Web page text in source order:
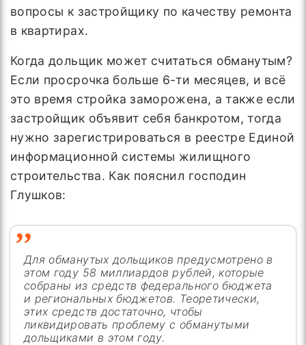
вопросы к застройщику по качеству ремонта
в квартирах.
Когда дольщик может считаться обманутым?
Если просрочка больше 6-ти месяцев, и всё
это время стройка заморожена, а также если
застройщик объявит себя банкротом, тогда
нужно зарегистрироваться в реестре Единой
информационной системы жилищного
строительства. Как пояснил господин
Глушков:
Для обманутых дольщиков предусмотрено в
этом году 58 миллиардов рублей, которые
собраны из средств федерального бюджета
и региональных бюджетов. Теоретически,
этих средств достаточно, чтобы
ликвидировать проблему с обманутыми
дольщиками в этом году.